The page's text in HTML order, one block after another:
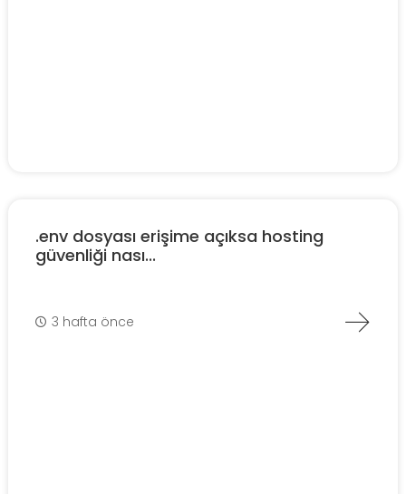
.env dosyası erişime açıksa hosting
güvenliği nası...
3 hafta önce